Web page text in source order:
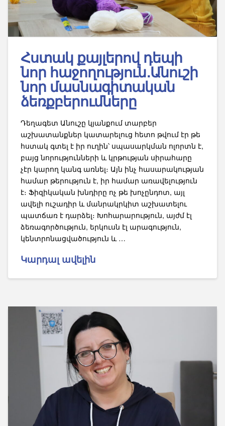
Հստակ քայլերով դեպի
նոր հաջողություն․Անուշի
նոր մասնագիտական
ձեռքբերումները
Դեղագետ Անուշը կյանքում տարբեր
աշխատանքներ կատարելուց հետո թվում էր թե
հստակ գտել է իր ուղին՝ սպասարկման ոլորտն է,
բայց նորությունների և կրթության սիրահարը
չէր կարող կանգ առնել։ Այն ինչ հասարակության
համար թերություն է, իր համար առավելություն
է։ Ֆիզիկական խնդիրը ոչ թե խոչընդոտ, այլ
ավելի ուշադիր և մանրակրկիտ աշխատելու
պատճառ է դարձել։ Խոհարարություն, այժմ էլ
ձեռագործություն, երկուսն էլ արագություն,
կենտրոնացվածություն և …
Կարդալ ավելին